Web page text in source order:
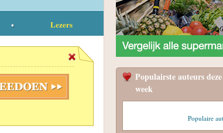
Lezers
Populairste auteurs deze
week
Populaire